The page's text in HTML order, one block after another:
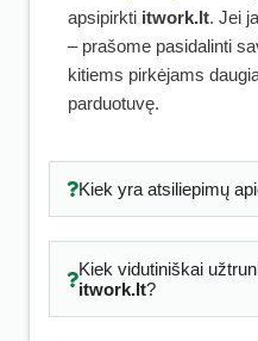
apsipirkti itwork.lt. Jei
– prašome pasidalinti
kitiems pirkėjams
parduotuvę.
Kiek yra atsiliepimų
Kiek vidutiniškai
itwork.lt?